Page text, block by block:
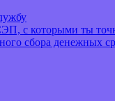
с которыми ты
сбора денежных